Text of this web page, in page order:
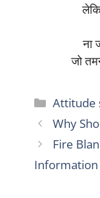
ना
जो
Attitude
Why
Fire